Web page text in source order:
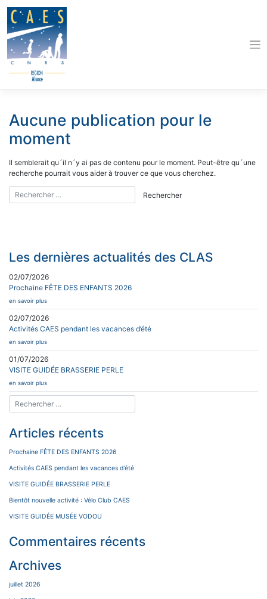
content
Aucune publication pour le
moment
Il semblerait qu´il n´y ai pas de contenu pour le moment. Peut-être qu´une
recherche pourrait vous aider à trouver ce que vous cherchez.
Les dernières actualités des CLAS
02/07/2026
Prochaine FÊTE DES ENFANTS 2026
en savoir plus
02/07/2026
Activités CAES pendant les vacances d’été
en savoir plus
01/07/2026
VISITE GUIDÉE BRASSERIE PERLE
en savoir plus
Articles récents
Prochaine FÊTE DES ENFANTS 2026
Activités CAES pendant les vacances d’été
VISITE GUIDÉE BRASSERIE PERLE
Bientôt nouvelle activité : Vélo Club CAES
VISITE GUIDÉE MUSÉE VODOU
Commentaires récents
Archives
juillet 2026